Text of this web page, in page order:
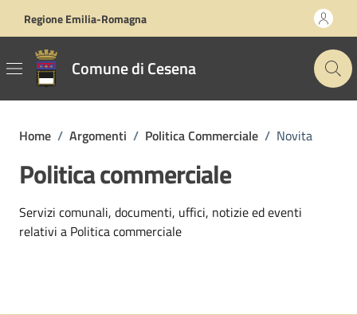
Regione Emilia-Romagna
Comune di Cesena
Home / Argomenti / Politica Commerciale / Novita
Politica commerciale
Dettagli dell'argomento
Servizi comunali, documenti, uffici, notizie ed eventi
relativi a Politica commerciale